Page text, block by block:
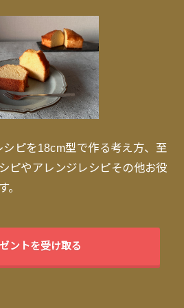
ピを18cm型で作る考え方、至
ピやアレンジレシピその他お役
。
ントを受け取る